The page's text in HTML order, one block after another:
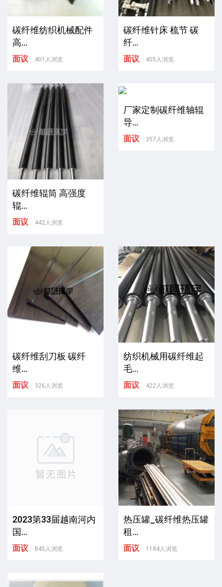
碳纤维纺织机械配件
高...
面议 401人浏览
碳纤维针床 梳节 碳
纤...
面议 455人浏览
碳纤维辊筒 高强度
辊...
面议 442人浏览
厂家定制碳纤维轴辊
导...
面议 357人浏览
碳纤维刮刀板 碳纤
维...
面议 326人浏览
纺织机械用碳纤维起
毛...
面议 422人浏览
2023第33届越南河内
国...
面议 845人浏览
热压罐_碳纤维热压罐
租...
面议 1184人浏览